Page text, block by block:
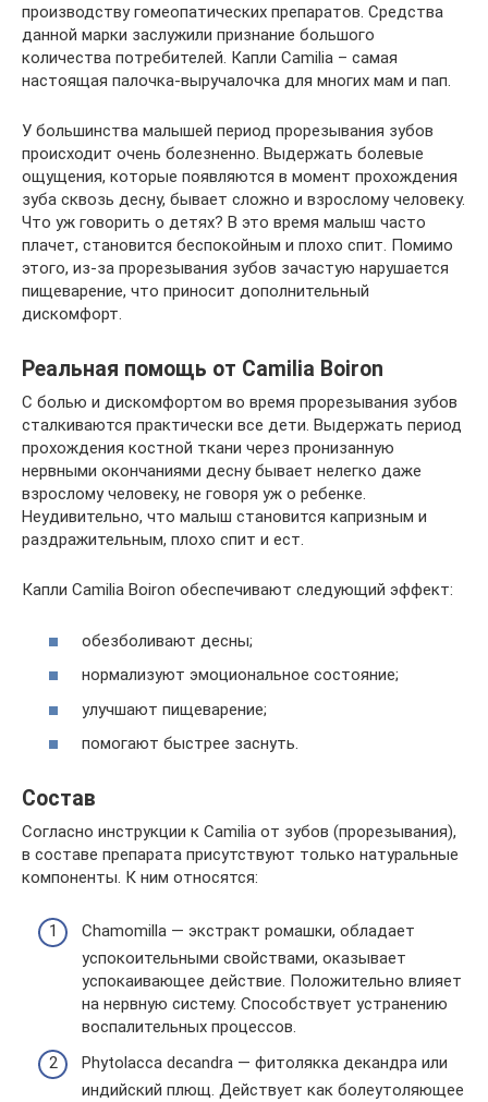
производству гомеопатических препаратов. Средства
данной марки заслужили признание большого
количества потребителей. Капли Camilia – самая
настоящая палочка-выручалочка для многих мам и пап.
У большинства малышей период прорезывания зубов
происходит очень болезненно. Выдержать болевые
ощущения, которые появляются в момент прохождения
зуба сквозь десну, бывает сложно и взрослому человеку.
Что уж говорить о детях? В это время малыш часто
плачет, становится беспокойным и плохо спит. Помимо
этого, из-за прорезывания зубов зачастую нарушается
пищеварение, что приносит дополнительный
дискомфорт.
Реальная помощь от Camilia Boiron
С болью и дискомфортом во время прорезывания зубов
сталкиваются практически все дети. Выдержать период
прохождения костной ткани через пронизанную
нервными окончаниями десну бывает нелегко даже
взрослому человеку, не говоря уж о ребенке.
Неудивительно, что малыш становится капризным и
раздражительным, плохо спит и ест.
Капли Camilia Boiron обеспечивают следующий эффект:
обезболивают десны;
нормализуют эмоциональное состояние;
улучшают пищеварение;
помогают быстрее заснуть.
Состав
Согласно инструкции к Camilia от зубов (прорезывания),
в составе препарата присутствуют только натуральные
компоненты. К ним относятся:
Chamomilla — экстракт ромашки, обладает
успокоительными свойствами, оказывает
успокаивающее действие. Положительно влияет
на нервную систему. Способствует устранению
воспалительных процессов.
Phytolacca decandra — фитолякка декандра или
индийский плющ. Действует как болеутоляющее